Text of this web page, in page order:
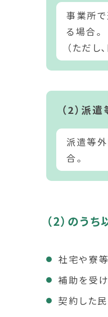
事業所
る場合。
（ただ
（2）派
派遣等
合。
（2）のう
社宅や寮
補助を受
契約した